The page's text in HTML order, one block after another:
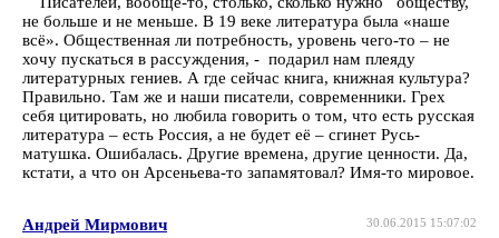
не больше и не меньше. В 19 веке литература была «наше
всё». Общественная ли потребность, уровень чего-то – не
хочу пускаться в рассуждения, - подарил нам плеяду
литературных гениев. А где сейчас книга, книжная культура?
Правильно. Там же и наши писатели, современники. Грех
себя цитировать, но любила говорить о том, что есть русская
литература – есть Россия, а не будет её – сгинет Русь-
матушка. Ошибалась. Другие времена, другие ценности. Да,
кстати, а что он Арсеньева-то запамятовал? Имя-то мировое.
30.06.2015 15:07:02
Андрей Мирмович